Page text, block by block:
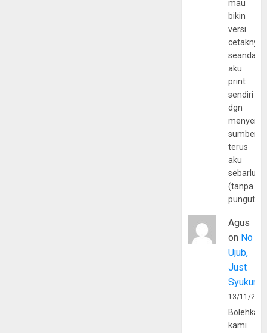
mau
bikin
versi
cetaknya
aku
print
sendiri
dgn
sumber
terus
aku
(tanpa
Agus
on No
Ujub,
Just
Syukur
13/11/
Bolehkah
kami